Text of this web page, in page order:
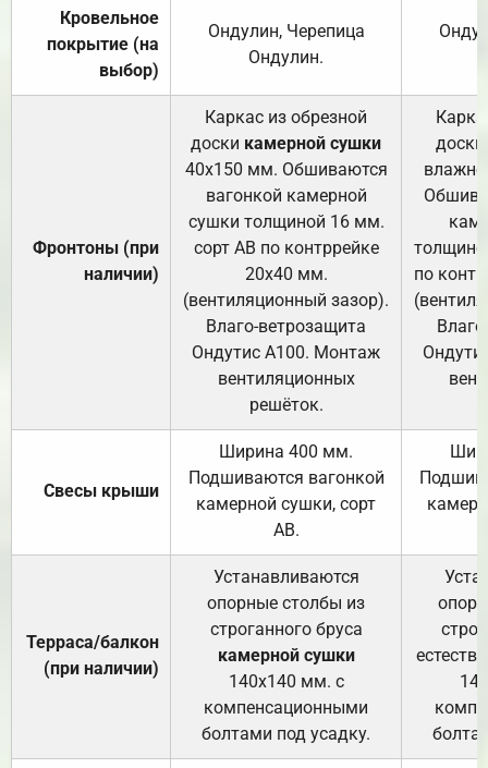
Кровельное
покрытие (на
выбор)
Ондулин, Черепица
Ондулин.
Фронтоны (при
наличии)
Каркас из обрезной
доски камерной сушки
40х150 мм. Обшиваются
вагонкой камерной
сушки толщиной 16 мм.
сорт АВ по контррейке
20х40 мм.
(вентиляционный зазор).
Влаго-ветрозащита
Ондутис А100. Монтаж
вентиляционных
решёток.
доски
по
Свесы крыши
Ширина 400 мм.
Подшиваются вагонкой
камерной сушки, сорт
АВ.
Терраса/балкон
(при наличии)
Устанавливаются
опорные столбы из
строганного бруса
камерной сушки
140х140 мм. с
компенсационными
болтами под усадку.